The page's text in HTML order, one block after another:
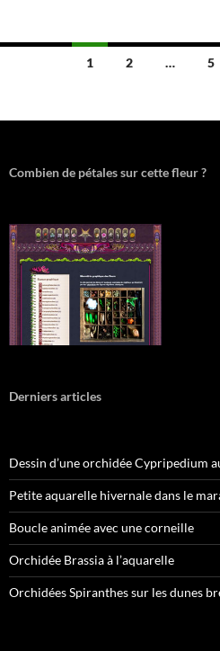
Navigation
articles
1 2 … 5
Combien de pétales sur cette fleur ?
Derniers articles
Dessin d’une orchidée Cypripedium
Petite aquarelle hivernale dans le
Boucle animée avec une corneille
Orchidée Brassia à l’aquarelle
Orchidées Spiranthes sur les dunes